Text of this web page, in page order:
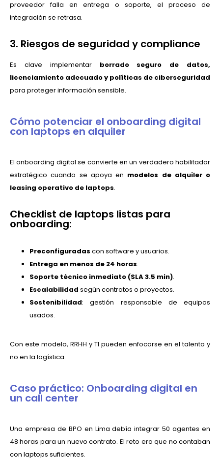
proveedor falla en entrega o soporte, el proceso de
integración se retrasa.
3. Riesgos de seguridad y compliance
Es clave implementar borrado seguro de datos,
licenciamiento adecuado y políticas de ciberseguridad
para proteger información sensible.
Cómo potenciar el onboarding digital
con laptops en alquiler
El onboarding digital se convierte en un verdadero habilitador
estratégico cuando se apoya en modelos de alquiler o
leasing operativo de laptops.
Checklist de laptops listas para
onboarding:
Preconfiguradas con software y usuarios.
Entrega en menos de 24 horas.
Soporte técnico inmediato (SLA 3.5 min).
Escalabilidad según contratos o proyectos.
Sostenibilidad: gestión responsable de equipos
usados.
Con este modelo, RRHH y TI pueden enfocarse en el talento y
no en la logística.
Caso práctico: Onboarding digital en
un call center
Una empresa de BPO en Lima debía integrar 50 agentes en
48 horas para un nuevo contrato. El reto era que no contaban
con laptops suficientes.